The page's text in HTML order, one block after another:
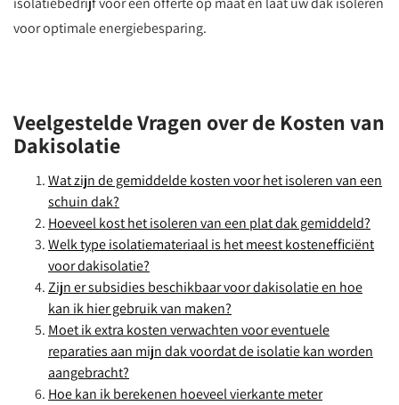
voor optimale energiebesparing.
Veelgestelde Vragen over de Kosten van
Dakisolatie
Wat zijn de gemiddelde kosten voor het isoleren van een
schuin dak?
Hoeveel kost het isoleren van een plat dak gemiddeld?
Welk type isolatiemateriaal is het meest kostenefficiënt
voor dakisolatie?
Zijn er subsidies beschikbaar voor dakisolatie en hoe
kan ik hier gebruik van maken?
Moet ik extra kosten verwachten voor eventuele
reparaties aan mijn dak voordat de isolatie kan worden
aangebracht?
Hoe kan ik berekenen hoeveel vierkante meter